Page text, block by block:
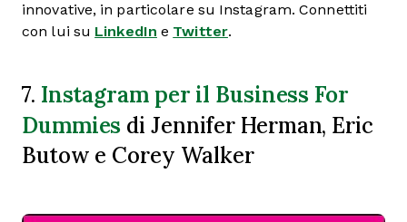
innovative, in particolare su Instagram. Connettiti
con lui su LinkedIn e Twitter.
7. Instagram per il Business For
Dummies di Jennifer Herman, Eric
Butow e Corey Walker